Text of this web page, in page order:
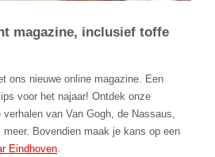
magazine, inclusief toffe
ons nieuwe online magazine. Een
voor het najaar! Ontdek onze
van Van Gogh, de Nassaus,
meer. Bovendien maak je kans op een
Eindhoven.